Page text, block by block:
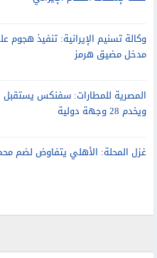
مدخل مضيق هرمز
ويخدم 28 وجهة دولية